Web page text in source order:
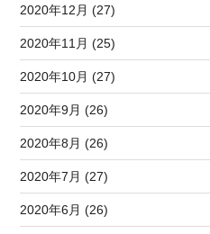
2020年12月 (27)
2020年11月 (25)
2020年10月 (27)
2020年9月 (26)
2020年8月 (26)
2020年7月 (27)
2020年6月 (26)